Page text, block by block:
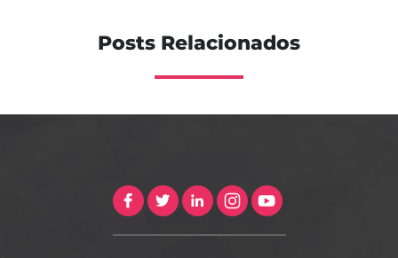
Posts Relacionados